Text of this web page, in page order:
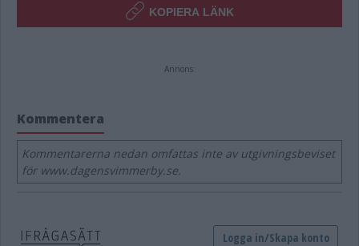
KOPIERA LÄNK
Annons:
Kommentera
Kommentarerna nedan omfattas inte av utgivningsbeviset
för www.dagensvimmerby.se.